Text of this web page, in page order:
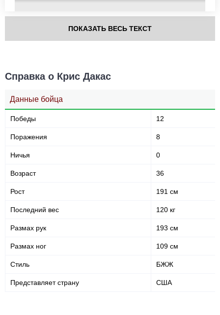
7%
6%
ПОКАЗАТЬ ВЕСЬ ТЕКСТ
Справка о Крис Дакас
Данные бойца
Победы 12
Поражения 8
Ничья 0
Возраст 36
Рост 191 см
Последний вес 120 кг
Размах рук 193 см
Размах ног 109 см
Стиль БЖЖ
Представляет страну США